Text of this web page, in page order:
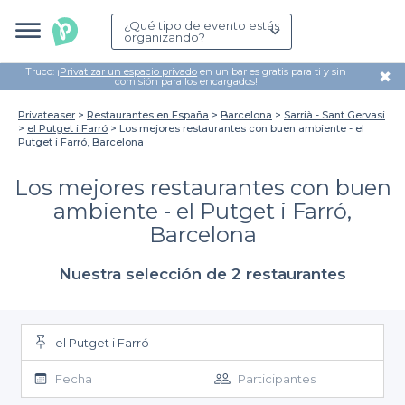
¿Qué tipo de evento estás
organizando?
Truco: ¡Privatizar un espacio privado en un bar es gratis para ti y sin
comisión para los encargados! ✖
Privateaser Restaurantes en España Barcelona
Sarrià - Sant Gervasi
el Putget i Farró
Los mejores restaurantes con buen ambiente - el
Putget i Farró, Barcelona
Los mejores restaurantes con buen
ambiente - el Putget i Farró,
Barcelona
Nuestra selección de 2 restaurantes
el Putget i Farró
Fecha Participantes